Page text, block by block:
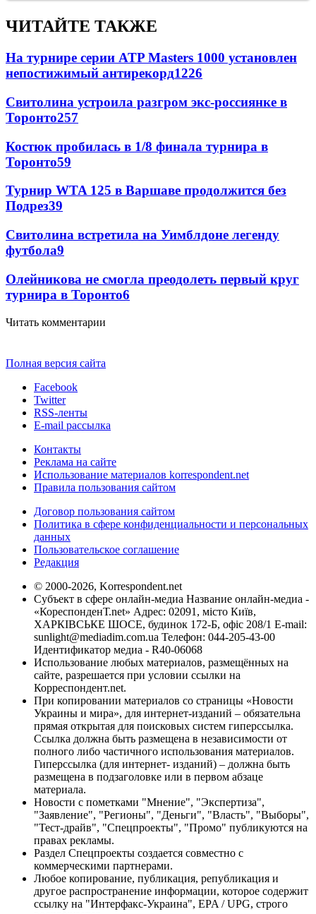
ЧИТАЙТЕ ТАКЖЕ
На турнире серии ATP Masters 1000 установлен
непостижимый антирекорд1226
Свитолина устроила разгром экс-россиянке в
Торонто257
Костюк пробилась в 1/8 финала турнира в
Торонто59
Турнир WTA 125 в Варшаве продолжится без
Подрез39
Свитолина встретила на Уимблдоне легенду
футбола9
Олейникова не смогла преодолеть первый круг
турнира в Торонто6
Читать комментарии
Полная версия сайта
Facebook
Twitter
RSS-ленты
E-mail рассылка
Контакты
Реклама на сайте
Использование материалов korrespondent.net
Правила пользования сайтом
Договор пользования сайтом
Политика в сфере конфиденциальности и персональных
данных
Пользовательское соглашение
Редакция
© 2000-2026, Korrespondent.net
Субъект в сфере онлайн-медиа Название онлайн-медиа -
«КореспонденТ.net» Адрес: 02091, місто Київ,
ХАРКІВСЬКЕ ШОСЕ, будинок 172-Б, офіс 208/1 E-mail:
sunlight@mediadim.com.ua Телефон: 044-205-43-00
Идентификатор медиа - R40-06068
Использование любых материалов, размещённых на
сайте, разрешается при условии ссылки на
Корреспондент.net.
При копировании материалов со страницы «Новости
Украины и мира», для интернет-изданий – обязательна
прямая открытая для поисковых систем гиперссылка.
Ссылка должна быть размещена в независимости от
полного либо частичного использования материалов.
Гиперссылка (для интернет- изданий) – должна быть
размещена в подзаголовке или в первом абзаце
материала.
Новости с пометками "Мнение", "Экспертиза",
"Заявление", "Регионы", "Деньги", "Власть", "Выборы",
"Тест-драйв", "Спецпроекты", "Промо" публикуются на
правах рекламы.
Раздел Спецпроекты создается совместно с
коммерческими партнерами.
Любое копирование, публикация, републикация и
другое распространение информации, которое содержит
ссылку на "Интерфакс-Украина", EPA / UPG, строго